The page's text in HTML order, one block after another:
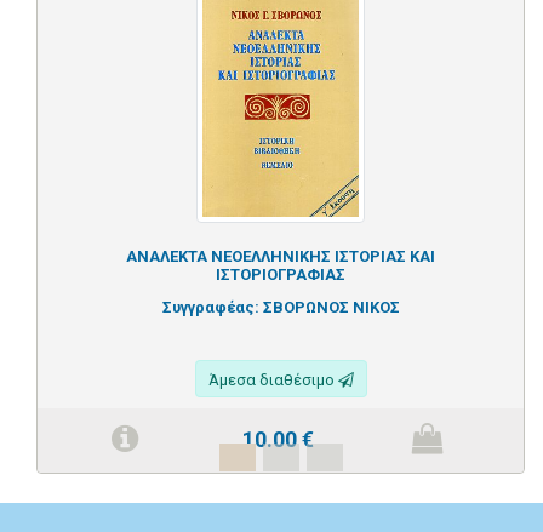
ΑΝΑΛΕΚΤΑ ΝΕΟΕΛΛΗΝΙΚΗΣ ΙΣΤΟΡΙΑΣ ΚΑΙ
ΙΣΤΟΡΙΟΓΡΑΦΙΑΣ
Συγγραφέας: ΣΒΟΡΩΝΟΣ ΝΙΚΟΣ
Άμεσα διαθέσιμο
10.00€